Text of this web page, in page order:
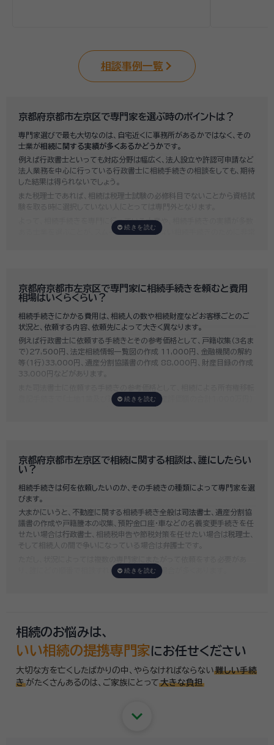
相談事例一覧
京都府京都市左京区で専門家を選ぶ時のポイントは？
専門家選びで最も大切なのは、自宅近くに事務所があるかではなく、その
士業が相続に関する実績が多くあるかどうかです。
例えば行政書士といっても対応分野は幅広く、法人設立や許認可申請など
法人業務を中心に行っている行政書士に相続手続きの相談をしても、期待
した結果は得られないでしょう。
また税理士であれば、相続は税理士試験の必修科目でないことから資格試
験を取る時に選択していない人にとっては専門外となります。
よって、相続手続きを専門に行っている士業や、相続手続きの実績が多数
ある士業を選ぶことが、スムーズで間違いのない相続手続きのために非常
京都府京都市左京区で専門家に相続手続きを頼むと費用
相場はいくらくらい？
相続手続きにかかる費用は、相続人の数や相続財産などお客様ごとのご
状況と、依頼する内容、依頼先によって大きく異なります。
例えば行政書士に依頼する手続きとその参考価格として、戸籍収集（3名ま
で）27,500円、法定相続情報一覧図の作成 11,000円、金融機関の解約
等（1行）33,000円、遺産分割協議書の作成 88,000円、財産目録の作成
33,000円などがあります。
登記手続きで「土地1筆及び建物1棟（固定資産評価額の合計1,000万円）
せると100万円近くかそれ以上費用がかかってしまう場合もあるなど、非
常に高額になります。
もりをお出ししております。予算に合わせてご自身で対応できないものの
み依頼することも可能ですので、まずはお気軽にご相談ください。
京都府京都市左京区で相続に関する相談は、誰にしたらい
い？
相続手続きは何を依頼したいのか、その手続きの種類によって専門家を選
びます。
大まかにいうと、不動産に関する相続手続き全般は司法書士 、遺産分割協
議書の作成や戸籍謄本の収集、預貯金口座・車などの名義変更手続きを任
せたい場合は行政書士 、相続税申告や節税対策を任せたい場合は税理士
そして相続人の間で争いになっている場合は弁護士 です。
り、誰にどの順番で相談すればいいのか迷う場合が多くあります。
相続のお悩みは、
いい相続の提携専門家にお任せください
大切な方を亡くしたばかりの中、やらなければならない 難しい手続
き がたくさんあるのは、 ご家族にとって 大きな負担
keyboard_arrow_down